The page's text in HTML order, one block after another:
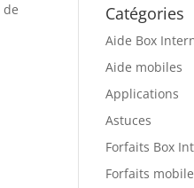
de Catégories
Aide Box
Aide mobiles
Applications
Astuces
Forfaits Box
Forfaits